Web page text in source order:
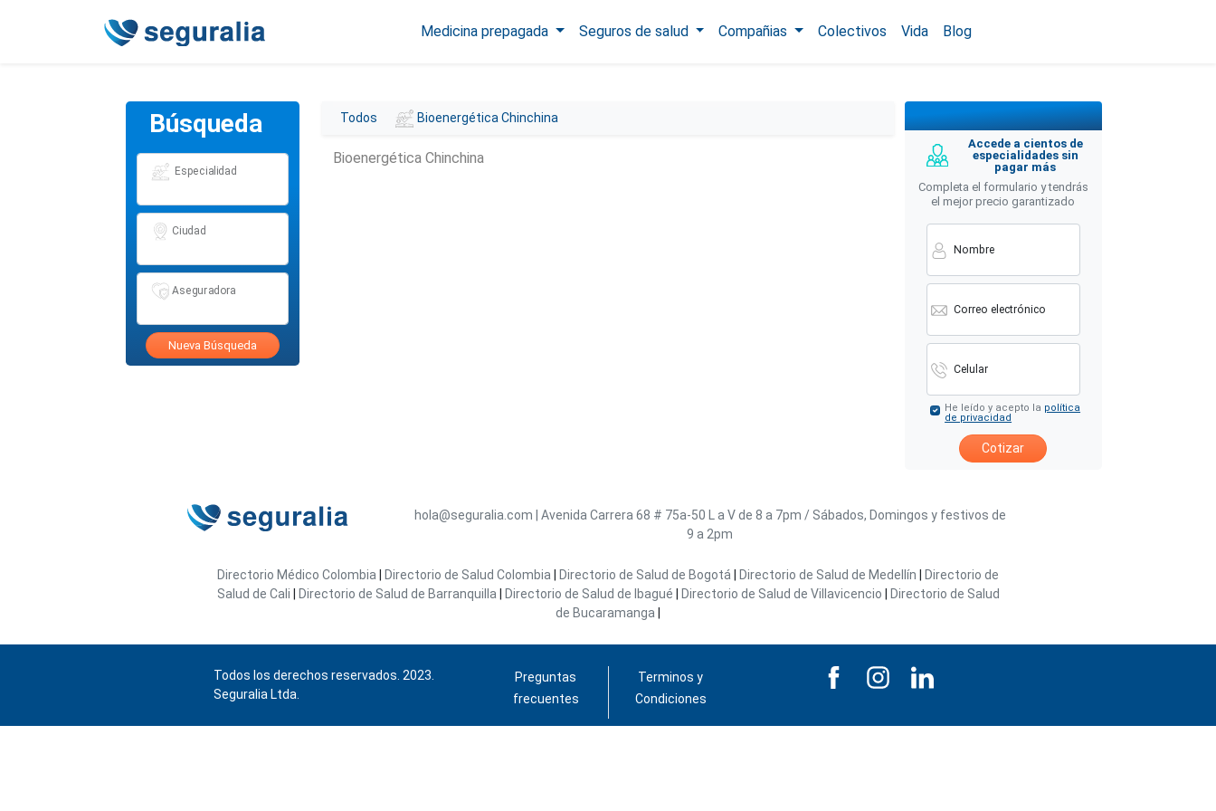
Medicina prepagada Seguros de salud Compañias Colectivos Vida Blog
Búsqueda
Especialidad
Ciudad
Aseguradora
Nueva Búsqueda
Todos Bioenergética Chinchina
Bioenergética Chinchina
Accede a cientos de
especialidades sin
pagar más
Completa el formulario y tendrás
el mejor precio garantizado
Nombre
Correo electrónico
Celular
He leído y acepto la política
de privacidad
Cotizar
hola@seguralia.com Avenida Carrera 68 # 75a-50
L a V de 8 a 7pm / Sábados, Domingos y festivos de
9 a 2pm
Directorio Médico Colombia Directorio de Salud Colombia Directorio de Salud de Bogotá Directorio de Salud de Medellín
Directorio de
Salud de Cali
Directorio de Salud de Barranquilla Directorio de Salud de Ibagué Directorio de Salud de Villavicencio
Directorio de Salud
de Bucaramanga
Todos los derechos reservados. 2023.
Seguralia Ltda.
Preguntas
frecuentes
Terminos y
Condiciones